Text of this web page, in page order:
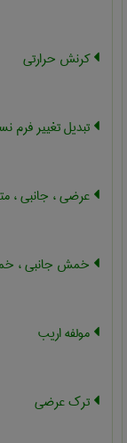
کرنش حرارتی
تبدیل تغییر فرم
عرضی ، جانبی ،
خمش جانبی ،
مولفه اریب
ترک عرضی